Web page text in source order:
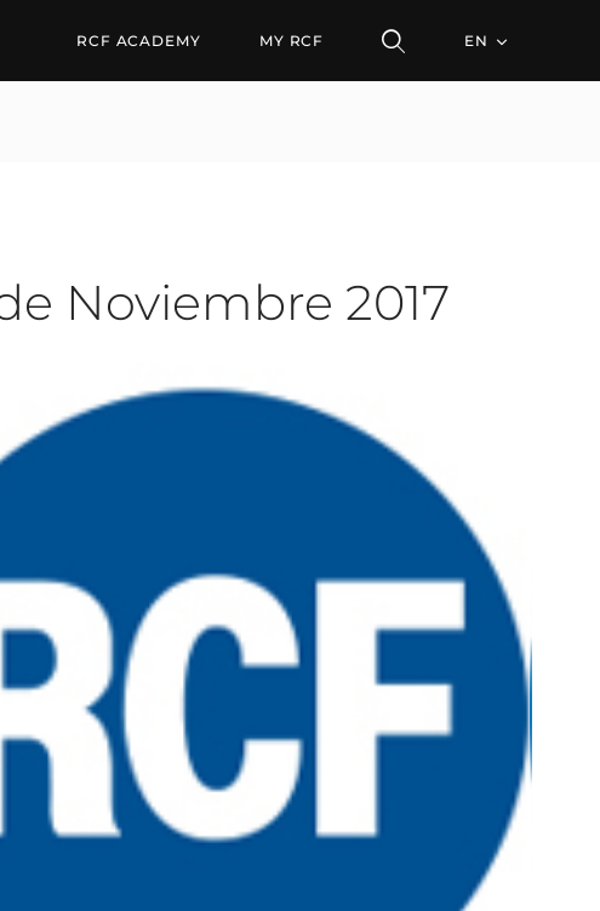
2017
RCF ACADEMY MY RCF EN
Noviembre 2017